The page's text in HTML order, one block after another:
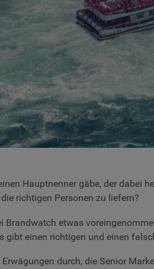
Hauptnenner gäbe, der dabei
richtigen Personen zu liefern?
Brandwatch etwas
gibt einen richtigen und einen
Erwägungen durch, die Senior